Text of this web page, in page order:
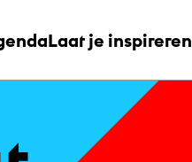
Laat je inspireren